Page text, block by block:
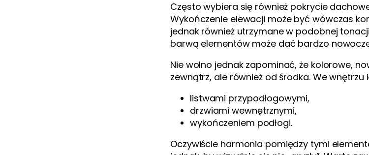
Często wybiera się również pokrycie
Wykończenie elewacji może być wówczas
jednak również utrzymane w podobnej
barwą elementów może dać bardzo
Nie wolno jednak zapominać, że kolorowe,
zewnątrz, ale również od środka. We
listwami przypodłogowymi,
drzwiami wewnętrznymi,
wykończeniem podłogi.
Oczywiście harmonia pomiędzy tymi